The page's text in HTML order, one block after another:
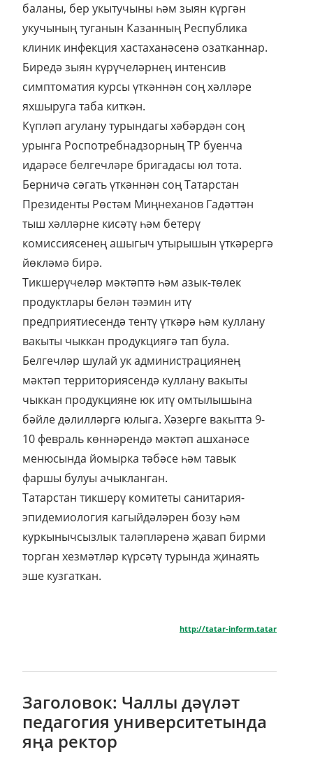
баланы, бер укытучыны һәм зыян күргән
укучының туганын Казанның Республика
клиник инфекция хастаханәсенә озатканнар.
Биредә зыян күрүчеләрнең интенсив
симптоматия курсы үткәннән соң хәлләре
яхшыруга таба киткән.
Күпләп агулану турындагы хәбәрдән соң
урынга Роспотребнадзорның ТР буенча
идарәсе белгечләре бригадасы юл тота.
Берничә сәгать үткәннән соң Татарстан
Президенты Рөстәм Миңнеханов Гадәттән
тыш хәлләрне кисәтү һәм бетерү
комиссиясенең ашыгыч утырышын үткәрергә
йөкләмә бирә.
Тикшерүчеләр мәктәптә һәм азык-төлек
продуктлары белән тәэмин итү
предприятиесендә тентү үткәрә һәм куллану
вакыты чыккан продукциягә тап була.
Белгечләр шулай ук администрациянең
мәктәп территориясендә куллану вакыты
чыккан продукцияне юк итү омтылышына
бәйле дәлилләргә юлыга. Хәзерге вакытта 9-
10 февраль көннәрендә мәктәп ашханәсе
менюсында йомырка тәбәсе һәм тавык
фаршы булуы ачыкланган.
Татарстан тикшерү комитеты санитария-
эпидемиология кагыйдәләрен бозу һәм
куркынычсызлык таләпләренә җавап бирми
торган хезмәтләр күрсәтү турында җинаять
эше кузгаткан.
http://tatar-inform.tatar
Заголовок: Чаллы дәүләт
педагогия университетында
яңа ректор